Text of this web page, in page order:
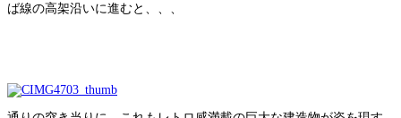
ば線の高架沿いに進むと、、、